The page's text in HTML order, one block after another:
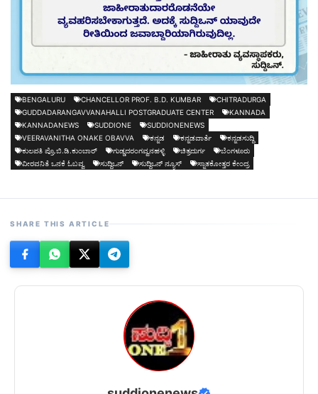
BENGALURU CHANCELLOR PROF. B.D. KUMBAR
CHITRADURGA
GUDDADARANGAVVANAHALLI POSTGRADUATE CENTER
KANNADA
KANNADANEWS
SUDDIONE
SUDDIONENEWS
VEERAVANITHA ONAKE OBAVVA
ಕನ್ನಡ ಕನ್ನಡವಾರ್ತೆ
ಕನ್ನಡಸುದ್ದಿ
ಕುಲಪತಿ ಪ್ರೊ.ಬಿ.ಡಿ.ಕುಂಬಾರ್
ಗುಡ್ಡದರಂಗವ್ವನಹಳ್ಳಿ ಚಿತ್ರದುರ್ಗ
ಬೆಂಗಳೂರು
ವೀರವನಿತೆ ಒನಕೆ ಓಬವ್ವ
ಸುದ್ದಿಒನ್ ಸುದ್ದಿಒನ್ ನ್ಯೂಸ್ ಸ್ನಾತಕೋತ್ತರ ಕೇಂದ್ರ
SHARE THIS ARTICLE